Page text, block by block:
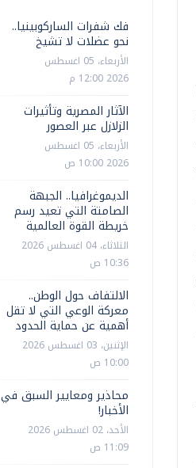
فك شفرات الساركوبينيا..
نحو عضلات لا تشيخ
الأربعاء، 05 اغسطس
2026 12:00 م
الآثار المصرية وتأثيرات
الزلازل عبر العصور
الأربعاء، 05 اغسطس
2026 10:00 ص
الديموغرافيا.. الجبهة
الصامتة التي تعيد رسم
خريطة القوة العالمية
الثلاثاء، 04 اغسطس 2026
10:36 ص
الالتفاف حول الوطن..
معركة الوعي التي لا تقل
أهمية عن حماية الحدود
الإثنين، 03 اغسطس 2026
10:00 ص
محاذير ومعايير السبق في
الأخبار!
الأحد، 02 اغسطس 2026
11:09 ص